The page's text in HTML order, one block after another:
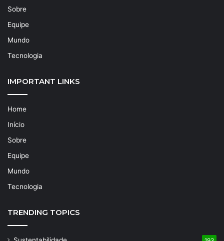
Sobre
Equipe
Mundo
Tecnologia
IMPORTANT LINKS
Home
Início
Sobre
Equipe
Mundo
Tecnologia
TRENDING TOPICS